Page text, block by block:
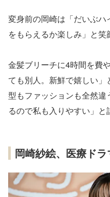
変身前の岡崎は「だいぶ
をもらえるか楽しみ」と笑
金髪ブリーチに4時間を費
ても別人。新鮮で嬉しい
型もファッションも全然違
るので私も入りやすい」と
岡崎紗絵、医療ド